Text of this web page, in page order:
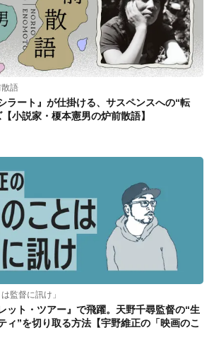
語
ラート』が仕掛ける、サスペンスへの“転
小説家・榎本憲男の炉前散語】
監督に訊け」
ット・ツアー』で飛躍。天野千尋監督の“生
ィ”を切り取る方法【宇野維正の「映画のこ